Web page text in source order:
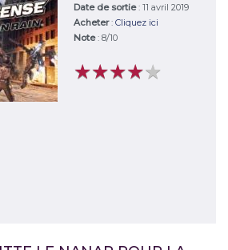
Date de sortie: 11 avril 2019
Acheter: Cliquez ici
Note: 8/10
★★★★★
★★★★★